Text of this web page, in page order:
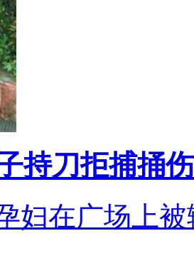
持刀拒捕捅
妇在广场上